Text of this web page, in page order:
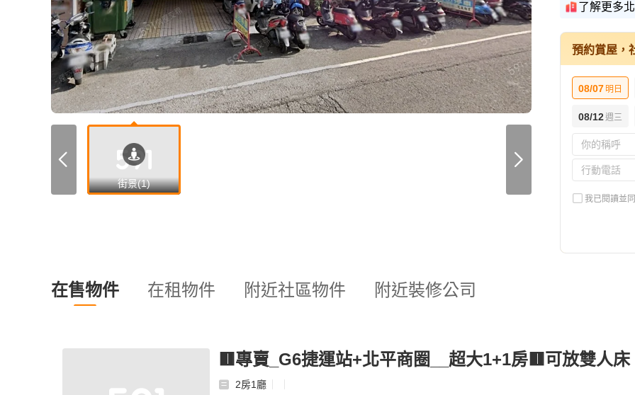
街景(1)
了解更多
預約賞屋，
08/07 明日
08/12週三
我已閱讀並
在售物件 在租物件 附近社區物件 附近裝修公司
🟥專賣_G6捷運站+北平商圈__超大1+1房🟥可放雙人床
2房1廳